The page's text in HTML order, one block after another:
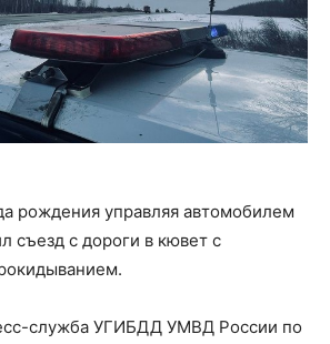
рождения управляя автомобилем
съезд с дороги в кювет с
служба УГИБДД УМВД России по